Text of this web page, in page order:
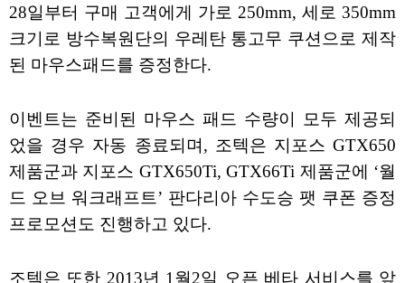
28일부터 구매 고객에게 가로 250mm, 세로 350mm
크기로 방수복원단의 우레탄 통고무 쿠션으로 제작
된 마우스패드를 증정한다.
이벤트는 준비된 마우스 패드 수량이 모두 제공되
었을 경우 자동 종료되며, 조텍은 지포스 GTX650
제품군과 지포스 GTX650Ti, GTX66Ti 제품군에 ‘월
드 오브 워크래프트’ 판다리아 수도승 팻 쿠폰 증정
프로모션도 진행하고 있다.
조텍은 또한 2013년 1월2일 오픈 베타 서비스를 앞